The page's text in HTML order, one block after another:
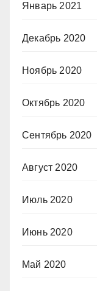
Январь 2021
Декабрь 2020
Ноябрь 2020
Октябрь 2020
Сентябрь 2020
Август 2020
Июль 2020
Июнь 2020
Май 2020